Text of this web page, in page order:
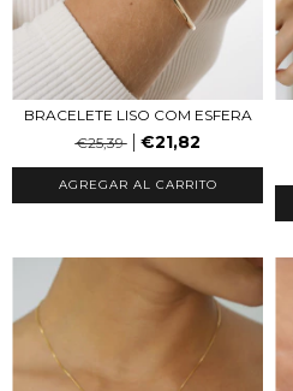
BRACELETE LISO COM ESFERA
€25,39
€21,82
AGREGAR AL CARRITO